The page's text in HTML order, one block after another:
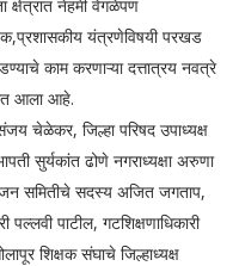
क्षेत्रात नेहमी वेगळेपण
यंत्रणेविषयी परखड
काम करणाऱ्या दत्तात्रय नवत्रे
आला आहे.
चेळेकर, जिल्हा परिषद उपाध्यक्ष
सुर्यकांत ढोणे नगराध्यक्षा अरुणा
समितीचे सदस्य अजित जगताप,
पल्लवी पाटील, गटशिक्षणाधिकारी
शिक्षक संघाचे जिल्हाध्यक्ष